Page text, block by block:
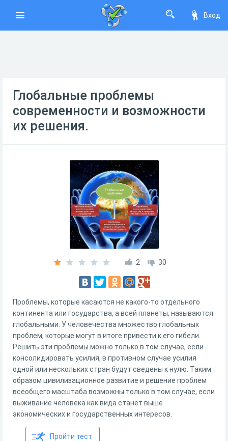
Вход
Глобальные проблемы
современности и возможности
их решения.
2 30
Проблемы, которые касаются не какого-то отдельного
континента или государства, а всей планеты, называются
глобальными. У человечества множество глобальных
проблем, которые могут в итоге привести к его гибели.
Решить эти проблемы можно только в том случае, если
консолидировать усилия, в противном случае усилия
одной или нескольких стран будут сведены к нулю. Таким
образом цивилизационное развитие и решение проблем
всеобщего масштаба возможны только в том случае, если
выживание человека как вида станет выше
экономических и государственных интересов.
Пройти тест